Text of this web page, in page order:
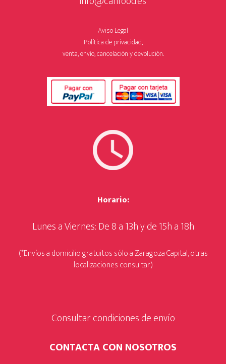
Aviso Legal
Política de privacidad,
venta, envío, cancelación y devolución.
Horario:
Lunes a Viernes: De 8 a 13h y de 15h a 18h
(*Envíos a domicilio gratuitos sólo a Zaragoza Capital, otras
localizaciones consultar)
Consultar condiciones de envío
CONTACTA CON NOSOTROS